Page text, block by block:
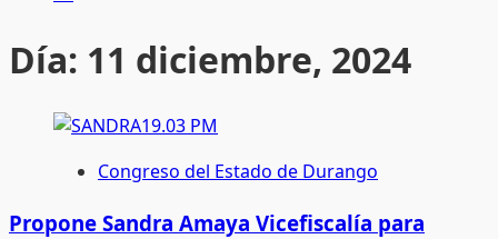
Día: 11 diciembre, 2024
Congreso del Estado de Durango
Propone Sandra Amaya Vicefiscalía para